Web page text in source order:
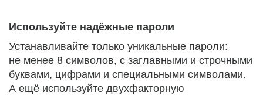
Используйте надёжные пароли
Устанавливайте только уникальные пароли:
не менее 8 символов, с заглавными и строчными
буквами, цифрами и специальными символами.
А ещё используйте двухфакторную